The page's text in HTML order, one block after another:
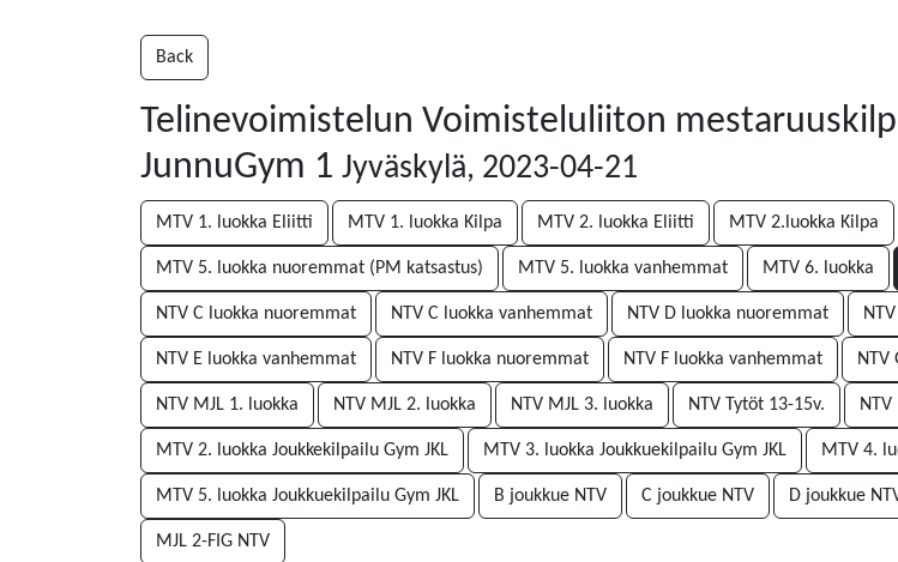
Back
Telinevoimistelun Voimisteluliiton
JunnuGym 1 Jyväskylä, 2023-04-21
MTV 1. luokka Eliitti MTV 1. luokka Kilpa MTV 2. luokka Eliitti MTV 2.luokka Kilpa
MTV 5. luokka nuoremmat (PM katsastus) MTV 5. luokka vanhemmat MTV 6. luokka
NTV C luokka nuoremmat NTV C luokka vanhemmat NTV D luokka nuoremmat
NTV E luokka vanhemmat NTV F luokka nuoremmat NTV F luokka vanhemmat NTV
NTV MJL 1. luokka NTV MJL 2. luokka NTV MJL 3. luokka NTV Tytöt 13-15v.
MTV 2. luokka Joukkekilpailu Gym JKL MTV 3. luokka Joukkuekilpailu Gym JKL MTV 4.
MTV 5. luokka Joukkuekilpailu Gym JKL B joukkue NTV C joukkue NTV D joukkue
MJL 2-FIG NTV